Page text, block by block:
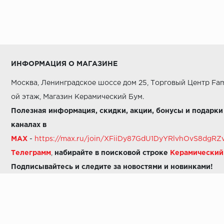
ИНФОРМАЦИЯ О МАГАЗИНЕ
Москва, Ленинградское шоссе дом 25, Торговый Центр
ой этаж, Магазин Керамический Бум.
Полезная информация, скидки, акции, бонусы и
каналах в
MAX - https://max.ru/join/
Телеграмм набирайте в поисковой строке Керамический
Подписывайтесь и следите за новостями и новинками!